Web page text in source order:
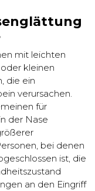
mit leichten
kleinen
die ein
verursachen.
für
der Nase
bei denen
ist, die
an den Eingriff